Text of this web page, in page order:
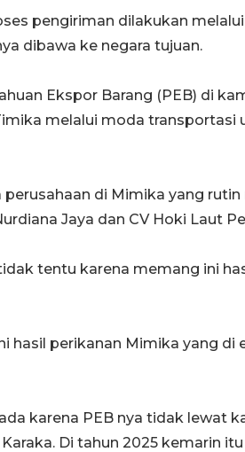
pengiriman dilakukan
dibawa ke negara tujuan.
Ekspor Barang (PEB) di
melalui moda transportasi
perusahaan di Mimika yang
Jaya dan CV Hoki Laut
tentu karena memang ini
hasil perikanan Mimika yang di
karena PEB nya tidak lewat
Di tahun 2025 kemarin